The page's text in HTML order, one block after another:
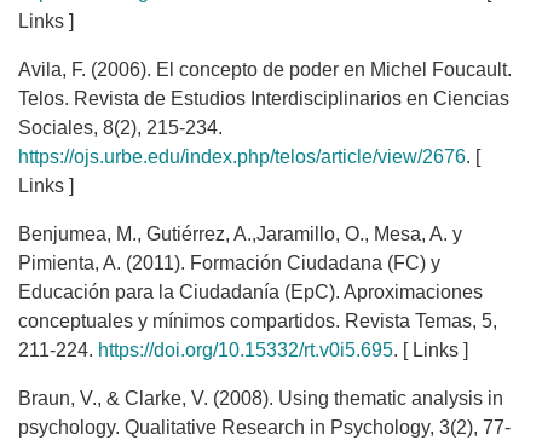
Links ]
Avila, F. (2006). El concepto de poder en Michel Foucault.
Telos. Revista de Estudios Interdisciplinarios en Ciencias
Sociales, 8(2), 215-234.
https://ojs.urbe.edu/index.php/telos/article/view/2676. [
Links ]
Benjumea, M., Gutiérrez, A.,Jaramillo, O., Mesa, A. y
Pimienta, A. (2011). Formación Ciudadana (FC) y
Educación para la Ciudadanía (EpC). Aproximaciones
conceptuales y mínimos compartidos. Revista Temas, 5,
211-224. https://doi.org/10.15332/rt.v0i5.695. [ Links ]
Braun, V., & Clarke, V. (2008). Using thematic analysis in
psychology. Qualitative Research in Psychology, 3(2), 77-